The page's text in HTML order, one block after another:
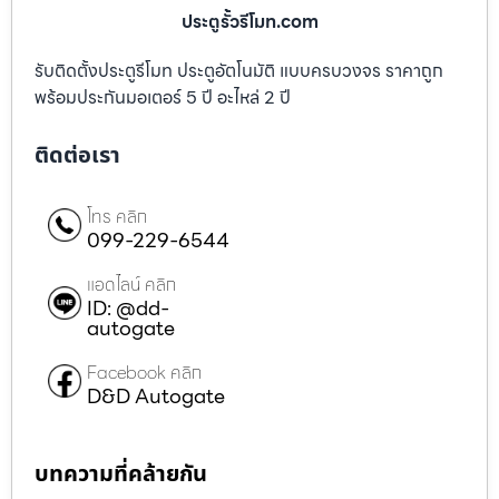
ประตูรั้วรีโมท.com
รับติดตั้งประตูรีโมท ประตูอัตโนมัติ แบบครบวงจร ราคาถูก
พร้อมประกันมอเตอร์ 5 ปี อะไหล่ 2 ปี
ติดต่อเรา
โทร คลิก
099-229-6544
แอดไลน์ คลิก
ID: @dd-
autogate
Facebook คลิก
D&D Autogate
บทความที่คล้ายกัน